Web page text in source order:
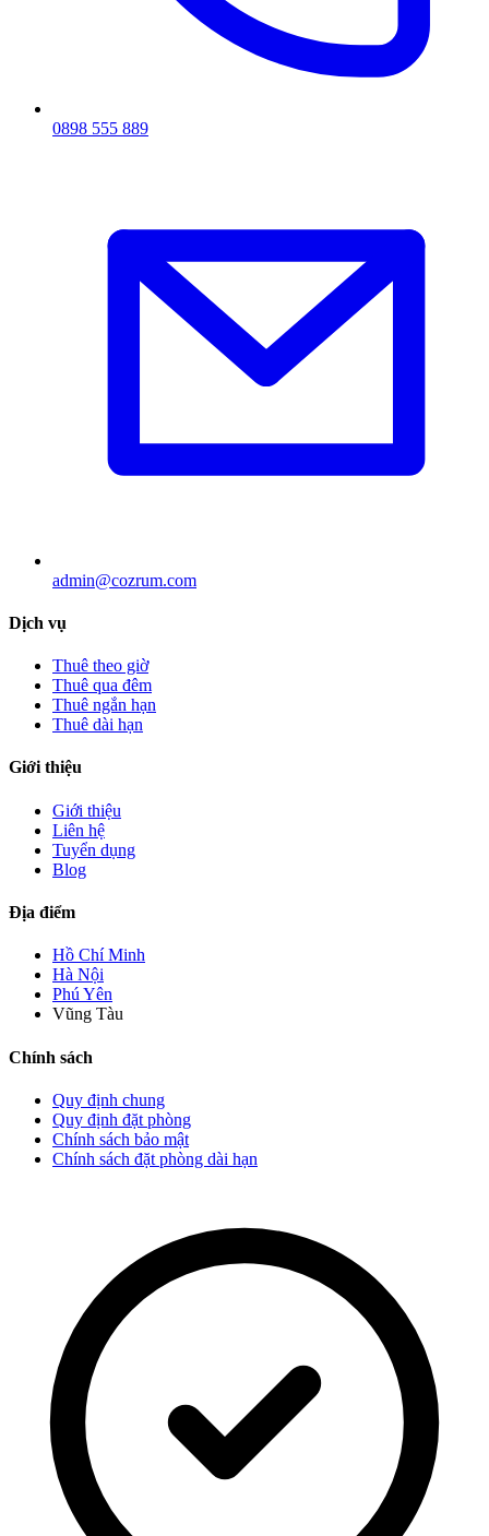
0898 555 889
admin@cozrum.com
Dịch vụ
Thuê theo giờ
Thuê qua đêm
Thuê ngắn hạn
Thuê dài hạn
Giới thiệu
Giới thiệu
Liên hệ
Tuyển dụng
Blog
Địa điểm
Hồ Chí Minh
Hà Nội
Phú Yên
Vũng Tàu
Chính sách
Quy định chung
Quy định đặt phòng
Chính sách bảo mật
Chính sách đặt phòng dài hạn